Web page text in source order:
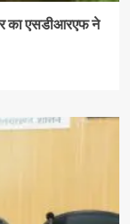
का एसडीआरएफ ने